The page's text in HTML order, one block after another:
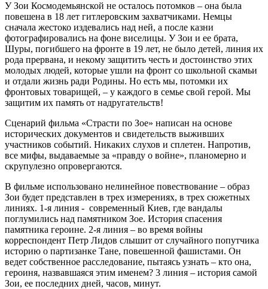
У Зои Космодемьянской не осталось потомков – она была
повешена в 18 лет гитлеровским захватчиками. Немцы
сначала жестоко издевались над ней, а после казни
фотографировались на фоне виселицы. У Зои и ее брата,
Шуры, погибшего на фронте в 19 лет, не было детей, линия их
рода прервана, и некому защитить честь и достоинство этих
молодых людей, которые ушли на фронт со школьной скамьи
и отдали жизнь ради Родины. Но есть мы, потомки их
фронтовых товарищей, – у каждого в семье свой герой. Мы
защитим их память от надругательств!
Сценарий фильма «Страсти по Зое» написан на основе
исторических документов и свидетельств выживших
участников событий. Никаких слухов и сплетен. Напротив,
все мифы, выдаваемые за «правду о войне», планомерно и
скрупулезно опровергаются.
В фильме использовано нелинейное повествование – образ
Зои будет представлен в трех измерениях, в трех сюжетных
линиях. 1-я линия - современный Киев, где вандалы
поглумились над памятником Зое. История спасения
памятника героине. 2-я линия – во время войны
корреспондент Петр Лидов слышит от случайного попутчика
историю о партизанке Тане, повешенной фашистами. Он
ведет собственное расследование, пытаясь узнать – кто она,
героиня, назвавшаяся этим именем? 3 линия – история самой
Зои, ее последних дней, часов, минут.